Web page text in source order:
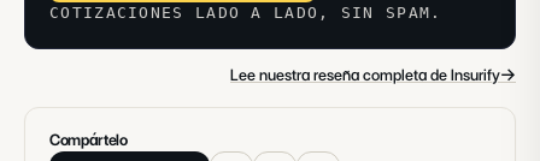
COTIZACIONES LADO A LADO, SIN SPAM.
Lee nuestra reseña completa de Insurify→
Compártelo